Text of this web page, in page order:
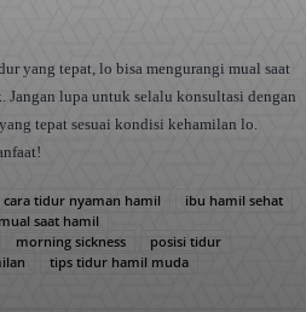
yang tepat, lo bisa mengurangi mual saat
lupa untuk selalu konsultasi dengan
tepat sesuai kondisi kehamilan lo.
cara tidur nyaman hamil
ibu hamil sehat
saat hamil
morning sickness
posisi tidur
tips tidur hamil muda